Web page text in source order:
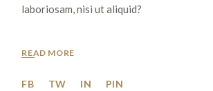
laboriosam, nisi ut aliquid?
READ MORE
FB TW IN PIN